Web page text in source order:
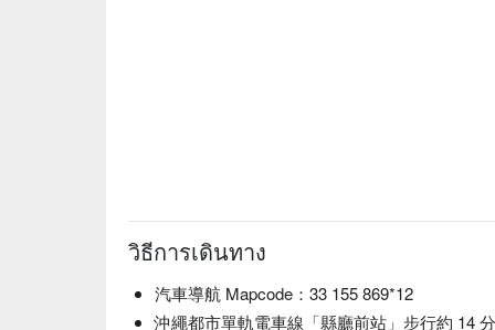
วิธีการเดินทาง
汽車導航 Mapcode：33 155 869*12
沖繩都市單軌電車線「縣廳前站」步行約 14